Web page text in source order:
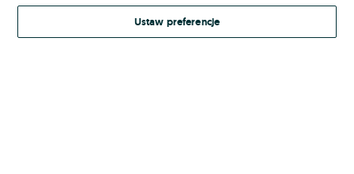
Kontynuując za pośrednictwem jednego z dostawców wskazanych powyżej,
Regulamin serwisu OLX.pl w jego aktualnym brzmieniu.
Ustaw preferencje